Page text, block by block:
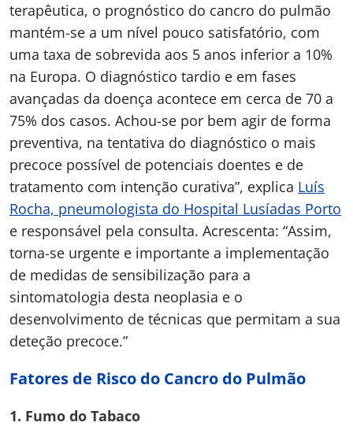
terapêutica, o prognóstico do cancro do pulmão
mantém-se a um nível pouco satisfatório, com
uma taxa de sobrevida aos 5 anos inferior a 10%
na Europa. O diagnóstico tardio e em fases
avançadas da doença acontece em cerca de 70 a
75% dos casos. Achou-se por bem agir de forma
preventiva, na tentativa do diagnóstico o mais
precoce possível de potenciais doentes e de
tratamento com intenção curativa”, explica Luís
Rocha, pneumologista do Hospital Lusíadas Porto
e responsável pela consulta. Acrescenta: “Assim,
torna-se urgente e importante a implementação
de medidas de sensibilização para a
sintomatologia desta neoplasia e o
desenvolvimento de técnicas que permitam a sua
deteção precoce.”
Fatores de Risco do Cancro do Pulmão
1. Fumo do Tabaco